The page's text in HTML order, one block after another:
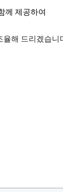
께 제공하여
율해 드리겠습니